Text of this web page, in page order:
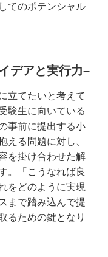
てのポテンシャル
デアと実行力–
立てたいと考えて
験生に向いている
事前に提出する小
える問題に対し、
を掛け合わせた解
。「こうなれば良
をどのように実現
まで踏み込んで提
るための鍵となり